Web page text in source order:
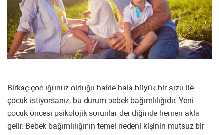
Birkaç çocuğunuz olduğu halde hala büyük bir arzu ile
çocuk istiyorsanız, bu durum bebek bağımlılığıdır. Yeni
çocuk öncesi psikolojik sorunlar dendiğinde hemen akla
gelir. Bebek bağımlılığının temel nedeni kişinin mutsuz bir